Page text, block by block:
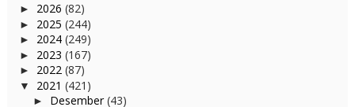
► 2026 (82)
► 2025 (244)
► 2024 (249)
► 2023 (167)
► 2022 (87)
▼ 2021 (421)
► Desember(43)